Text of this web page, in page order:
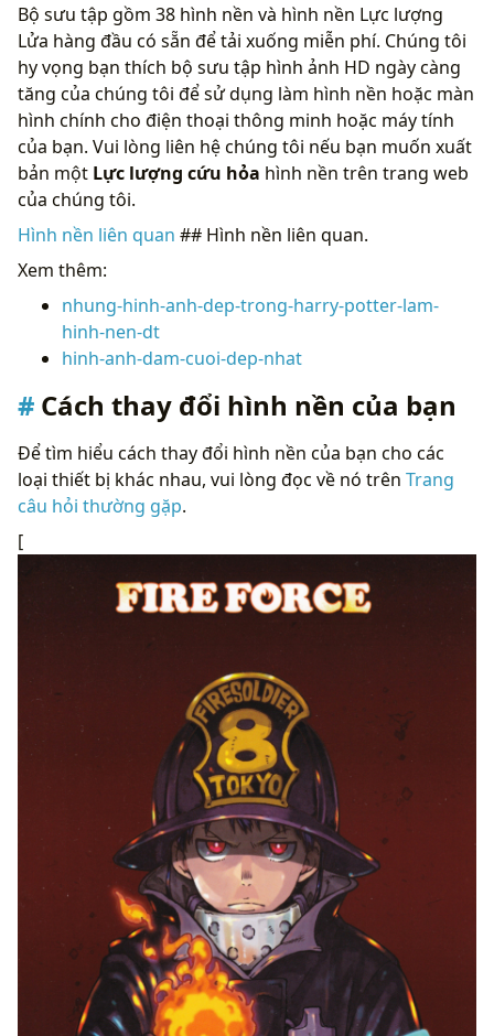
Bộ sưu tập gồm 38 hình nền và hình nền Lực lượng
Lửa hàng đầu có sẵn để tải xuống miễn phí. Chúng tôi
hy vọng bạn thích bộ sưu tập hình ảnh HD ngày càng
tăng của chúng tôi để sử dụng làm hình nền hoặc màn
hình chính cho điện thoại thông minh hoặc máy tính
của bạn. Vui lòng liên hệ chúng tôi nếu bạn muốn xuất
bản một Lực lượng cứu hỏa hình nền trên trang web
của chúng tôi.
Hình nền liên quan ## Hình nền liên quan.
Xem thêm:
nhung-hinh-anh-dep-trong-harry-potter-lam-
hinh-nen-dt
hinh-anh-dam-cuoi-dep-nhat
Cách thay đổi hình nền của bạn
Để tìm hiểu cách thay đổi hình nền của bạn cho các
loại thiết bị khác nhau, vui lòng đọc về nó trên Trang
câu hỏi thường gặp.
[